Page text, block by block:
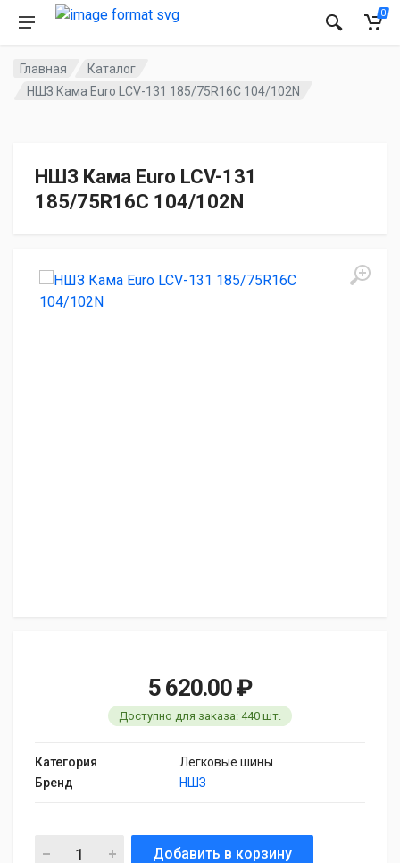
0
Главная
Каталог
НШЗ Кама Euro LCV-131 185/75R16C 104/102N
НШЗ Кама Euro LCV-131
185/75R16C 104/102N
5 620.00 ₽
Доступно для заказа: 440 шт.
Категория
Легковые шины
Бренд
НШЗ
Добавить в корзину